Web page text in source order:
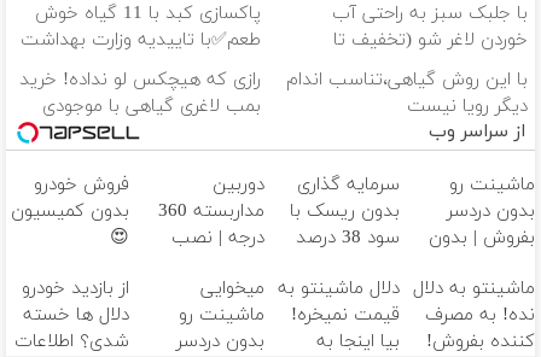
با جلبک سبز به راحتی آب
خوردن لاغر شو (تخفیف تا
امشب)
پاکسازی کبد با 11 گیاه خوش
طعم✅با تاییدیه وزارت بهداشت
با این روش گیاهی،تناسب اندام
دیگر رویا نیست
رازی که هیچکس لو نداده! خرید
بمب لاغری گیاهی با موجودی
از سراسر وب
ماشینت رو
بدون دردسر
بفروش | بدون
سرمایه گذاری
بدون ریسک با
سود 38 درصد
دوربین
مداربسته 360
درجه | نصب
فروش خودرو
بدون کمیسیون
😍
ماشینتو به دلال
نده! به مصرف
کننده بفروش!
دلال ماشینتو به
قیمت نمیخره!
بیا اینجا به
میخوایی
ماشینت رو
بدون دردسر
از بازدید خودرو
دلال ها خسته
شدی؟ اطلاعات